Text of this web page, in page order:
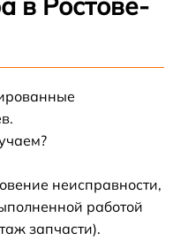
неисправности,
работой
запчасти).